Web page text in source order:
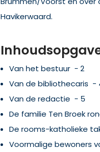
Havikerwaard.
Van het bestuur - 2
Van de bibliothecaris -
Van de redactie - 5
De familie Ten Broek
De rooms-katholieke
Voormalige bewoners